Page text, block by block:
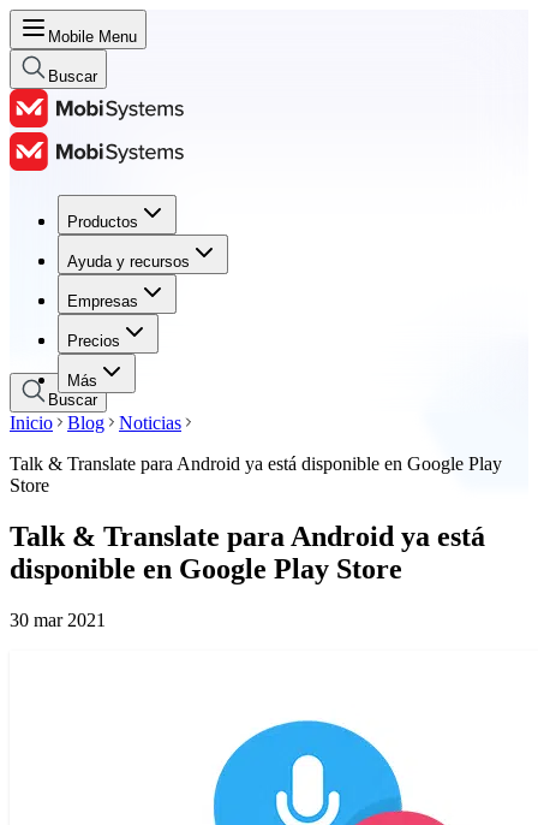
Mobile Menu
Buscar
Productos
Ayuda y recursos
Empresas
Precios
Más
Productos
Ayuda y recursos
Empresas
Precios
Buscar
Inicio Blog
Noticias
Talk & Translate para Android ya está disponible en Google Play
Store
Talk & Translate para Android ya está
disponible en Google Play Store
30 mar 2021